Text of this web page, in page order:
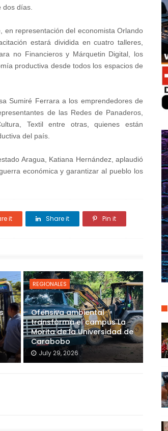
días.
en representación del economista Orlando
estará dividida en cuatro talleres,
no Financieros y Márquetin Digital, los
productiva desde todos los espacios de
Sumiré Ferrara a los emprendedores de
de las Redes de Panaderos,
Textil entre otras, quienes están
del país.
Aragua, Katiana Hernández, aplaudió
económica y garantizar al pueblo los
it Share it Pin it
REGIONALES
Ofensiva ambiental
transforma el campus La
Morita de la Universidad de
Carabobo
July 29, 2026